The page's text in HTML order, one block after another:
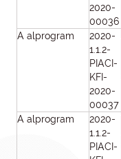
2020-
00036
A alprogram
2020-
1.1.2-
PIACI-
KFI-
2020-
00037
A alprogram
2020-
1.1.2-
PIACI-